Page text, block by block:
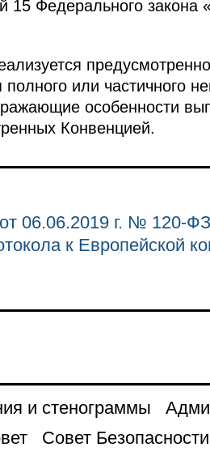
15 Федерального
или частичного
особенности
Конвенцией.
06.06.2019 г. № 120-
к Европейской
и стенограммы
Совет Безопасности